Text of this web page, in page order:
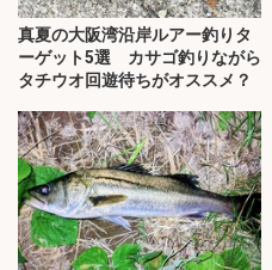
真夏の大阪湾沿岸ルアー釣りタ
ーゲット5選 カサゴ釣りながら
タチウオ回遊待ちがオススメ？